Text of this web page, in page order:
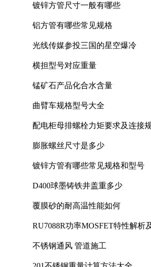
镀锌方管尺寸一般有哪些
铝方管有哪些常见规格
光线传媒参投三国的星空爆冷
横担型号对应重量
锰矿石产品化合水含量
曲臂车规格型号大全
配电柜母排螺栓力矩要求及连接
膨胀螺丝尺寸是多少
镀锌方管有哪些常见规格和型号
D400球墨铸铁井盖重多少
覆膜砂的耐高温性能如何
RU7088R功率MOSFET特性解析
不锈钢通风 管道施工